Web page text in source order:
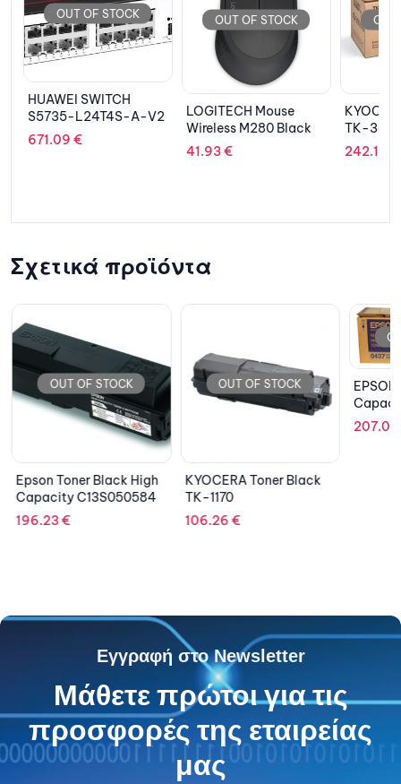
OUT OF STOCK
HUAWEI SWITCH
S5735-L24T4S-A-V2
671.09 €
OUT OF STOCK
LOGITECH Mouse
Wireless M280 Black
41.93€
OUT
TK-
242.16
Σχετικά προϊόντα
OUT OF STOCK
Epson Toner Black High
Capacity C13S050584
196.23€
OUT OF STOCK
KYOCERA Toner Black
TK-1170
106.26€
207.08
Εγγραφή στο Newsletter
Μάθετε πρώτοι για τις
προσφορές της εταιρείας
μας